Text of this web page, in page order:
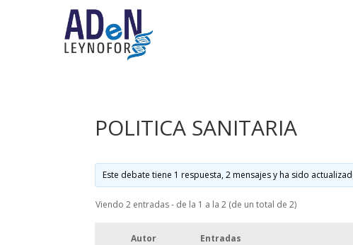
POLITICA SANITARIA
Este debate tiene 1 respuesta, 2 mensajes y ha sido
Viendo 2 entradas - de la 1 a la 2 (de un total de 2)
Autor Entradas